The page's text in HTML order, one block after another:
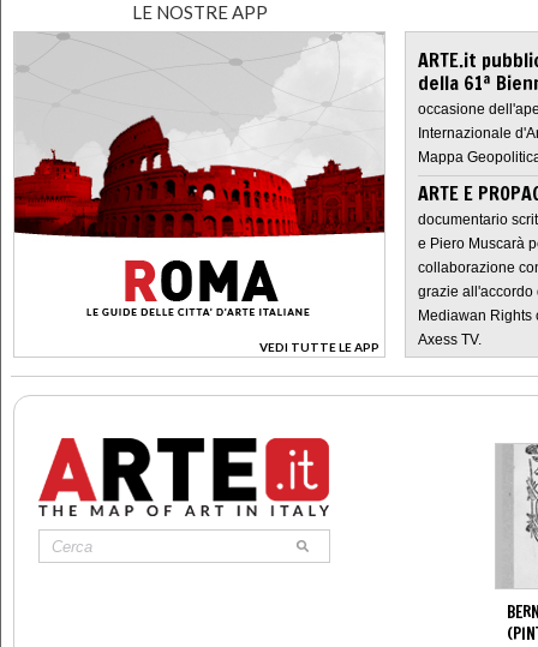
LE NOSTRE APP
VEDI TUTTE LE APP
>
ARTE.it
della 61ª
occasione
Internazionale
Mappa
ARTE E
documentario
e Piero Muscarà
collaborazione
grazie all'accordo
Mediawan
Axess TV.